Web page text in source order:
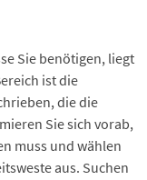
Sie benötigen, liegt
ist die
die die
Sie sich vorab,
muss und wählen
aus. Suchen